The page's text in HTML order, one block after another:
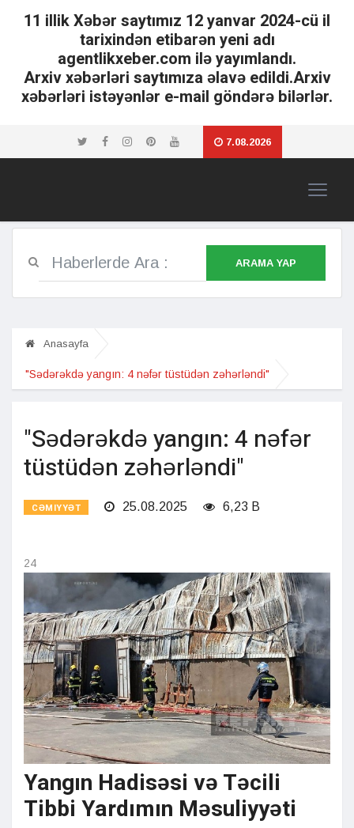
11 illik Xəbər saytımız 12 yanvar 2024-cü il
tarixindən etibarən yeni adı
agentlikxeber.com ilə yayımlandı.
Arxiv xəbərləri saytımıza əlavə edildi.Arxiv
xəbərləri istəyənlər e-mail göndərə bilərlər.
7.08.2026
ARAMA YAP
Anasayfa
"Sədərəkdə yangın: 4 nəfər tüstüdən zəhərləndi"
"Sədərəkdə yangın: 4 nəfər
tüstüdən zəhərləndi"
CƏMIYYƏT 25.08.2025 6,23 B
24
Yangın Hadisəsi və Təcili
Tibbi Yardımın Məsuliyyəti